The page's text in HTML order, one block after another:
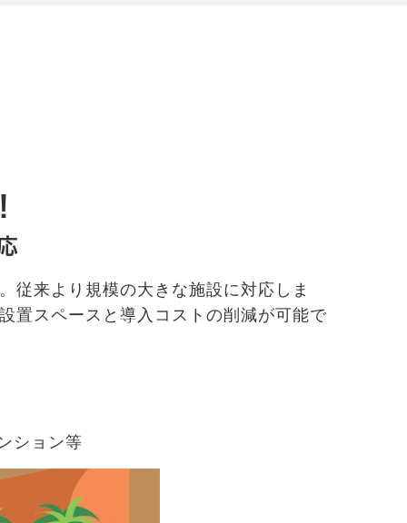
従来より規模の大きな施設に対応しま
置スペースと導入コストの削減が可能で
ション等